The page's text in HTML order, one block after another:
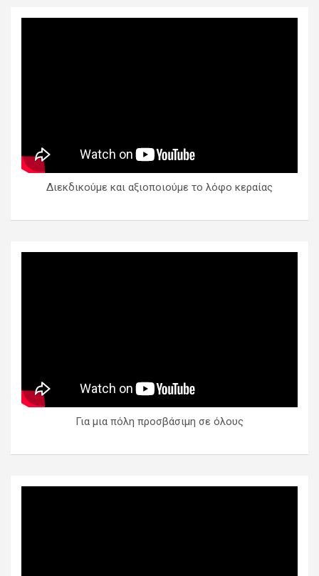
Διεκδικούμε και αξιοποιούμε το λόφο κεραίας
Για μια πόλη προσβάσιμη σε όλους